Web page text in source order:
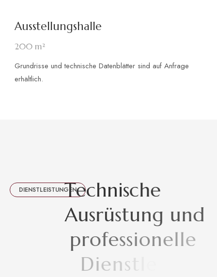
Ausstellungshalle
200 m²
Grundrisse und technische Datenblätter sind auf Anfrage
erhältlich.
DIENSTLEISTUNGEN
Technische
Ausrüstung und
professionelle
ienstle